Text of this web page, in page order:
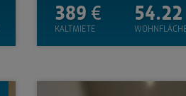
389 €
KALTMIETE
54.22